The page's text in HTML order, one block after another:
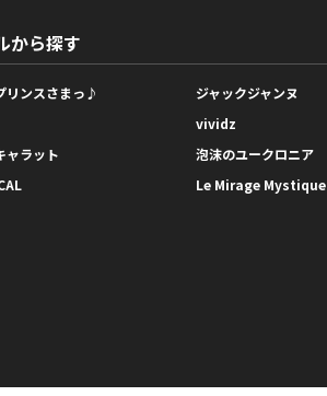
から探す
リンスさまっ♪
ジャックジャンヌ
vividz
ャラット
泡沫のユークロニア
Le Mirage Mystique